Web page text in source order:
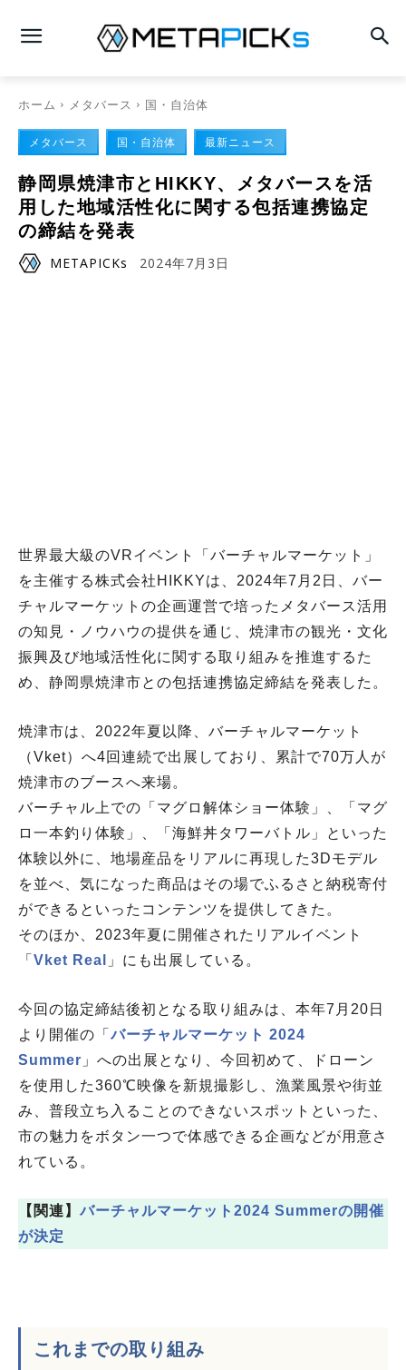
ホーム メタバース 国・自治体
メタバース 国・自治体 最新ニュース
静岡県焼津市とHIKKY、メタバースを活
用した地域活性化に関する包括連携協定
の締結を発表
METAPICKs 2024年7月3日
世界最大級のVRイベント「バーチャルマーケット」
を主催する株式会社HIKKYは、2024年7月2日、バー
チャルマーケットの企画運営で培ったメタバース活用
の知見・ノウハウの提供を通じ、焼津市の観光・文化
振興及び地域活性化に関する取り組みを推進するた
め、静岡県焼津市との包括連携協定締結を発表した。
焼津市は、2022年夏以降、バーチャルマーケット
（Vket）へ4回連続で出展しており、累計で70万人が
焼津市のブースへ来場。
バーチャル上での「マグロ解体ショー体験」、「マグ
ロ一本釣り体験」、「海鮮丼タワーバトル」といった
体験以外に、地場産品をリアルに再現した3Dモデル
を並べ、気になった商品はその場でふるさと納税寄付
ができるといったコンテンツを提供してきた。
そのほか、2023年夏に開催されたリアルイベント
「 Vket Real 」にも出展している。
今回の協定締結後初となる取り組みは、本年7月20日
より開催の「バーチャルマーケット 2024
Summer 」への出展となり、今回初めて、ドローン
を使用した360℃映像を新規撮影し、漁業風景や街並
み、普段立ち入ることのできないスポットといった、
市の魅力をボタン一つで体感できる企画などが用意さ
れている。
【関連】 バーチャルマーケット2024 Summerの開催
が決定
これまでの取り組み